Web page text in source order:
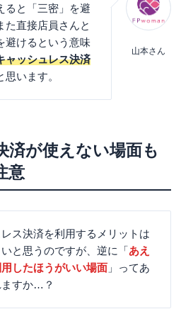
ると「三密」を避
た直接店員さんと
避けるという意味
ャッシュレス決済
思います。
山本さん
済が使えない場面も
意
ス決済を利用するメリットは
と思うのですが、逆に「あえ
したほうがいい場面 」ってあ
ますか…？